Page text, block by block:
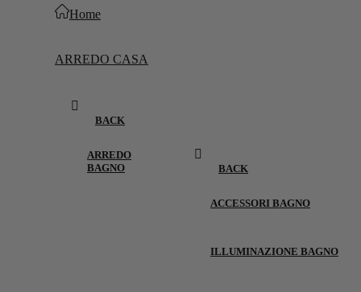
Home
ARREDO CASA
BACK
ARREDO
BAGNO
BACK
ACCESSORI BAGNO
ILLUMINAZIONE BAGNO